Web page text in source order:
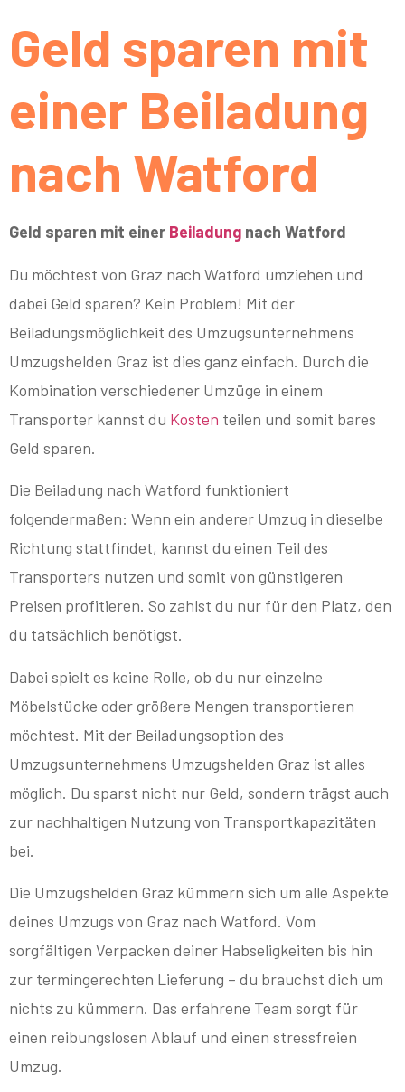
Geld sparen mit
einer Beiladung
nach Watford
Geld sparen mit einer Beiladung nach Watford
Du möchtest von Graz nach Watford umziehen und
dabei Geld sparen? Kein Problem! Mit der
Beiladungsmöglichkeit des Umzugsunternehmens
Umzugshelden Graz ist dies ganz einfach. Durch die
Kombination verschiedener Umzüge in einem
Transporter kannst du Kosten teilen und somit bares
Geld sparen.
Die Beiladung nach Watford funktioniert
folgendermaßen: Wenn ein anderer Umzug in dieselbe
Richtung stattfindet, kannst du einen Teil des
Transporters nutzen und somit von günstigeren
Preisen profitieren. So zahlst du nur für den Platz, den
du tatsächlich benötigst.
Dabei spielt es keine Rolle, ob du nur einzelne
Möbelstücke oder größere Mengen transportieren
möchtest. Mit der Beiladungsoption des
Umzugsunternehmens Umzugshelden Graz ist alles
möglich. Du sparst nicht nur Geld, sondern trägst auch
zur nachhaltigen Nutzung von Transportkapazitäten
bei.
Die Umzugshelden Graz kümmern sich um alle Aspekte
deines Umzugs von Graz nach Watford. Vom
sorgfältigen Verpacken deiner Habseligkeiten bis hin
zur termingerechten Lieferung – du brauchst dich um
nichts zu kümmern. Das erfahrene Team sorgt für
einen reibungslosen Ablauf und einen stressfreien
Umzug.